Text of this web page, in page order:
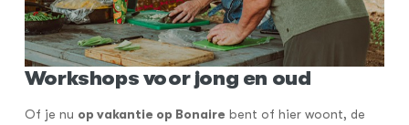
Workshops voor jong en oud
Of je nu op vakantie op Bonaire bent of hier woont, de